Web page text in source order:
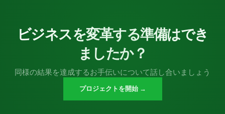
ビジネスを変革する準備はでき
ましたか？
同様の結果を達成するお手伝いについて話し合いましょう
プロジェクトを開始 →